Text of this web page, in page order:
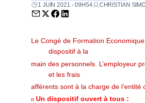
1 JUIN 2021 - 09H54
CHRISTIAN
Envoyer par email (nouvelle
Partager sur Twitter (nouvelle
Partager sur Facebook
Partager sur LinkedIn
Le Congé de Formation
dispositif à la
main des personnels. L’employeur
et les frais
afférents sont à la charge de l’entité
n Un dispositif ouvert à tous :